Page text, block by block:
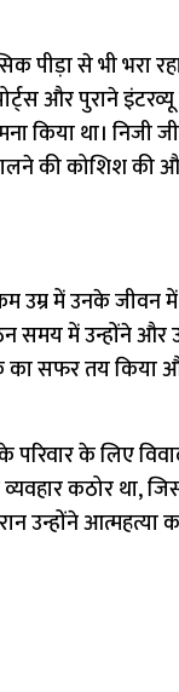
पीड़ा से भी भरा
और पुराने
किया था। निजी
की कोशिश
उम्र में उनके जीवन
समय में उन्होंने और
का सफर तय किया
के लिए
कठोर था,
उन्होंने